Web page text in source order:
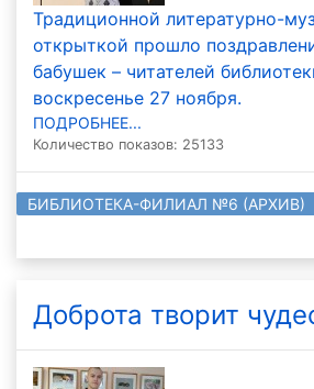
Традиционной литературно-
открыткой прошло
бабушек – читателей
воскресенье 27 ноября.
ПОДРОБНЕЕ...
Количество показов: 25133
БИБЛИОТЕКА-ФИЛИАЛ №6 (АРХИВ)
Доброта творит